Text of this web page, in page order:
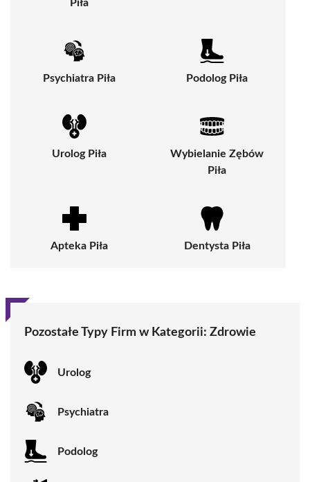
Piła
Psychiatra Piła Podolog Piła
Urolog Piła
Wybielanie Zębów
Piła
Apteka Piła Dentysta Piła
Pozostałe Typy Firm w Kategorii: Zdrowie
Urolog
Psychiatra
Podolog